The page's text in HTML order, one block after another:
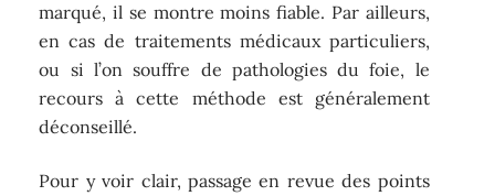
marqué, il se montre moins fiable. Par ailleurs,
en cas de traitements médicaux particuliers,
ou si l’on souffre de pathologies du foie, le
recours à cette méthode est généralement
déconseillé.
Pour y voir clair, passage en revue des points